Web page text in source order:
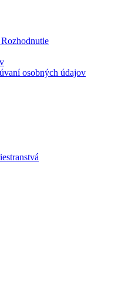
osobných údajov